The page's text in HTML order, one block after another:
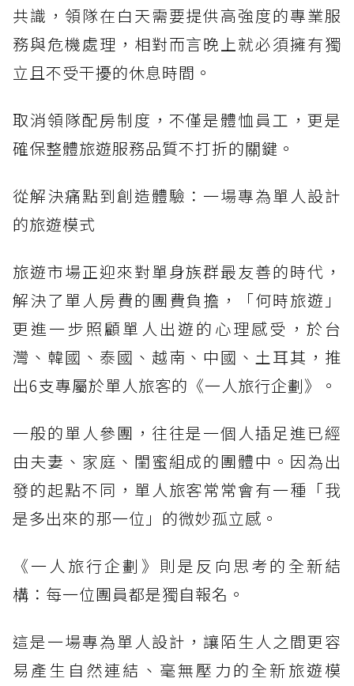
共識，領隊在白天需要提供高強度的專業服
務與危機處理，相對而言晚上就必須擁有獨
立且不受干擾的休息時間。
取消領隊配房制度，不僅是體恤員工，更是
確保整體旅遊服務品質不打折的關鍵。
從解決痛點到創造體驗：一場專為單人設計
的旅遊模式
旅遊市場正迎來對單身族群最友善的時代，
解決了單人房費的團費負擔，「何時旅遊」
更進一步照顧單人出遊的心理感受，於台
灣、韓國、泰國、越南、中國、土耳其，推
出6支專屬於單人旅客的《一人旅行企劃》。
一般的單人參團，往往是一個人插足進已經
由夫妻、家庭、閨蜜組成的團體中。因為出
發的起點不同，單人旅客常常會有一種「我
是多出來的那一位」的微妙孤立感。
《一人旅行企劃》則是反向思考的全新結
構：每一位團員都是獨自報名。
這是一場專為單人設計，讓陌生人之間更容
易產生自然連結、毫無壓力的全新旅遊模